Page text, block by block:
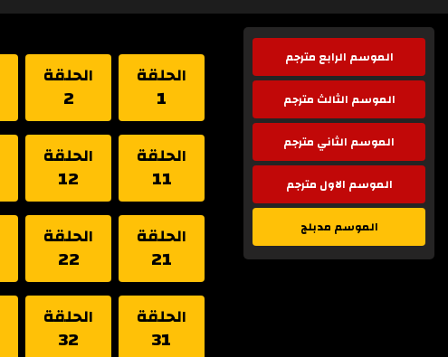
الموسم الرابع مترجم
الموسم الثالث مترجم
الموسم الثاني مترجم
الموسم الاول مترجم
الموسم مدبلج
الحلقة
1
الحلقة
2
الحلقة
11
الحلقة
12
الحلقة
21
الحلقة
22
الحلقة
31
الحلقة
32